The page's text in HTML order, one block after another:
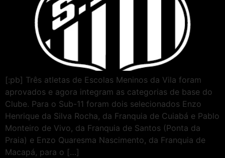
[:pb] Três atletas de Escolas Meninos da Vila foram
aprovados e agora integram as categorias de base do
Clube. Para o Sub-11 foram dois selecionados Enzo
Henrique da Silva Rocha, da Franquia de Cuiabá e Pablo
Monteiro de Vivo, da Franquia de Santos (Ponta da
Praia) e Enzo Quaresma Nascimento, da Franquia de
Macapá, para o […]